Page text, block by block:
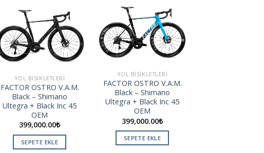
Add to
wishlist
YOL BISIKLETLERI
FACTOR OSTRO V.A.M.
Black – Shimano
Ultegra + Black Inc 45
OEM
399,000.00₺
SEPETE EKLE
Add to
wishlist
YOL BISIKLETLERI
FACTOR OSTRO V.A.M.
Black – Shimano
Ultegra + Black Inc 45
OEM
399,000.00₺
SEPETE EKLE